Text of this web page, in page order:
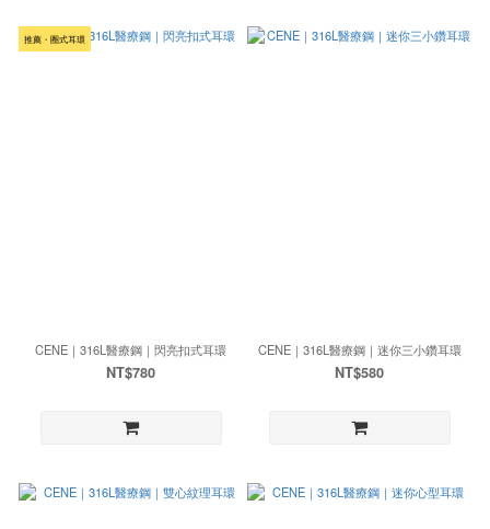
推薦・圈式耳環
CENE｜316L醫療鋼｜閃亮扣式耳環
NT$780
CENE｜316L醫療鋼｜迷你三小鑽耳環
NT$580